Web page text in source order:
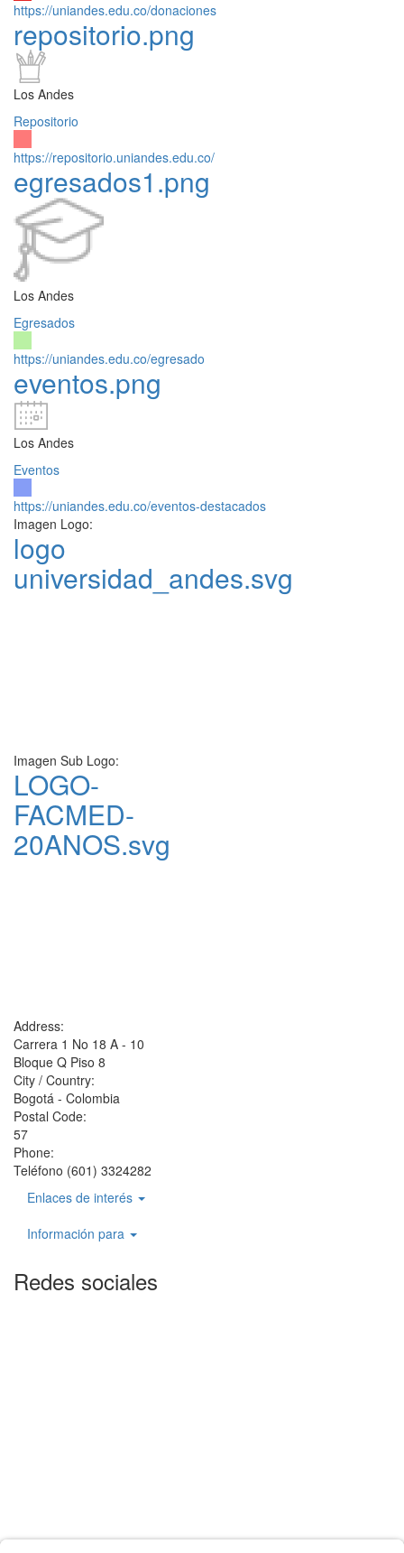
https://uniandes.edu.co/donaciones
repositorio.png
Los Andes
Repositorio
https://repositorio.uniandes.edu.co/
egresados1.png
Los Andes
Egresados
https://uniandes.edu.co/egresado
eventos.png
Los Andes
Eventos
https://uniandes.edu.co/eventos-destacados
Imagen Logo:
logo
universidad_andes.svg
Imagen Sub Logo:
LOGO-
FACMED-
20ANOS.svg
Address:
Carrera 1 No 18 A - 10
Bloque Q Piso 8
City / Country:
Bogotá - Colombia
Postal Code:
57
Phone:
Teléfono (601) 3324282
Enlaces de interés
Información para
Redes sociales